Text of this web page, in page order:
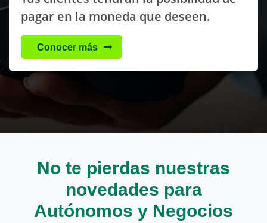
pagar en la moneda que deseen.
Conocer más
No te pierdas nuestras
novedades para
Autónomos y Negocios